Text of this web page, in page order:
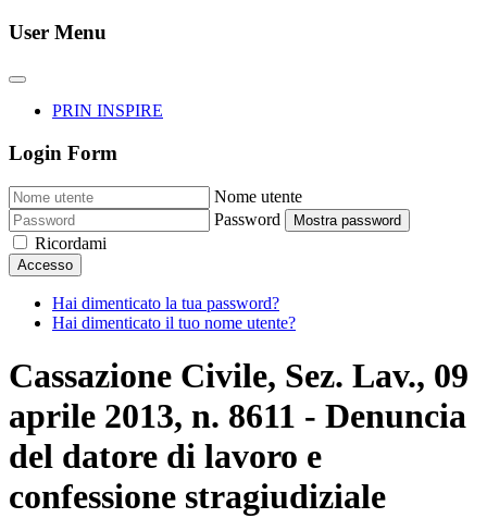
User Menu
PRIN INSPIRE
Login Form
Nome utente
Password
Mostra password
Ricordami
Accesso
Hai dimenticato la tua password?
Hai dimenticato il tuo nome utente?
Cassazione Civile, Sez. Lav., 09
aprile 2013, n. 8611 - Denuncia
del datore di lavoro e
confessione stragiudiziale